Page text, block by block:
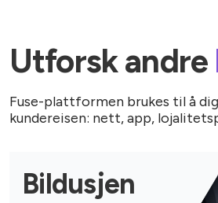
Utforsk andre
Fuse-plattformen brukes til å
kundereisen: nett, app,
Bildusjen